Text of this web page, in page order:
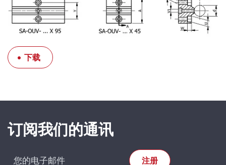
下载
High precision
linear bearings
订阅我们的通讯